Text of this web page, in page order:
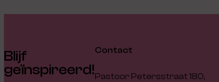
Blijf
geïnspireerd!
Contact
Pastoor Petersstraat 180,